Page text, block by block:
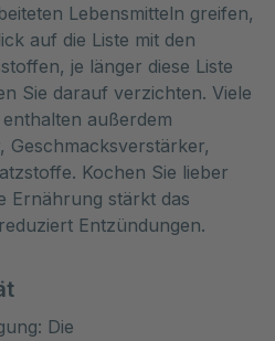
Lebensmitteln greifen,
auf die Liste mit den
je länger diese Liste
Sie darauf verzichten. Viele
außerdem
Geschmacksverstärker,
Kochen Sie lieber
Ernährung stärkt das
Entzündungen.
Die